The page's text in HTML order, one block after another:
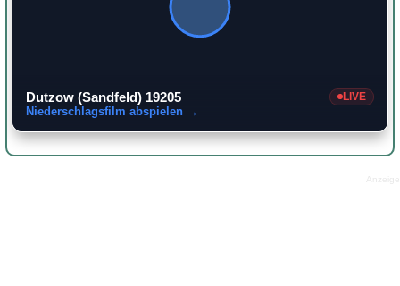
Dutzow (Sandfeld) 19205 LIVE
Niederschlagsfilm abspielen →